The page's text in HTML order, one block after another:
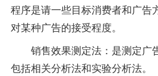
程序是请一些目标消费者和广告
对某种广告的接受程度。
销售效果测定法：是测定广
包括相关分析法和实验分析法。